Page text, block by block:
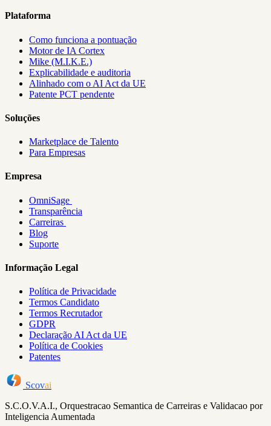
Plataforma
Como funciona a pontuação
Motor de IA Cortex
Mike (M.I.K.E.)
Explicabilidade e auditoria
Alinhado com o AI Act da UE
Patente PCT pendente
Soluções
Marketplace de Talento
Para Empresas
Empresa
OmniSage
Transparência
Carreiras
Blog
Suporte
Informação Legal
Política de Privacidade
Termos Candidato
Termos Recrutador
GDPR
Declaração AI Act da UE
Política de Cookies
Patentes
Scovai
S.C.O.V.A.I., Orquestracao Semantica de Carreiras e Validacao por
Inteligencia Aumentada